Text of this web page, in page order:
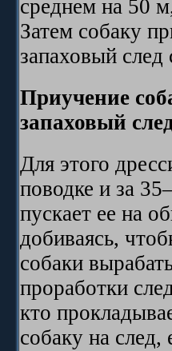
среднем на 50
Затем собаку
запаховый
Приучение
запаховый
Для этого
поводке и за
пускает ее на
добиваясь,
собаки
проработки
кто
собаку на